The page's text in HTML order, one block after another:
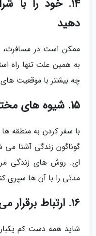
14. خود را با
دهید
ممکن است در مسافرت،
به همین علت تنها راه
چه بیشتر با موقعیت
15. شیوه های مختلف زندگی را می بینید
با سفر کردن به منطقه ها
گوناگون زندگی آشنا می
ای. روش های زندگی
مدتی را با آن ها سپری
16. ارتباط برقرار می کنید
شاید همه دست کم